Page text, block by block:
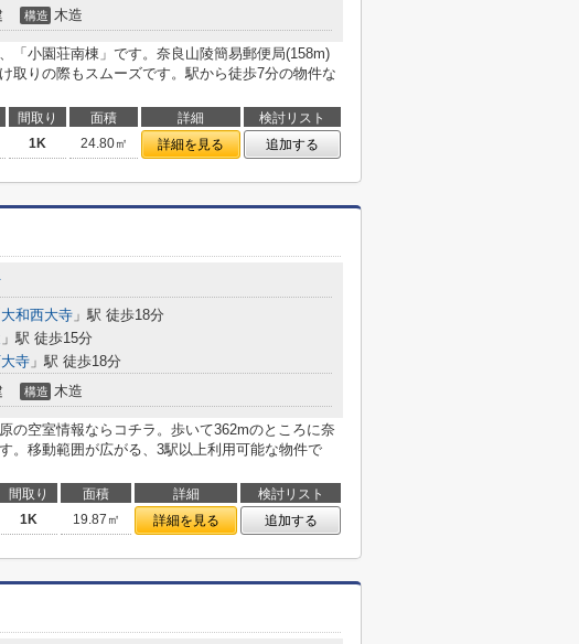
構造 木造
「小園荘南棟」です。奈良山陵簡易郵便局(158m)
取りの際もスムーズです。駅から徒歩7分の物件な
間取り 面積 詳細
検討リスト
1K 24.80㎡ 詳細を見る 追加する
大和西大寺 」駅 徒歩18分
」駅 徒歩15分
寺 」駅 徒歩18分
構造 木造
の空室情報ならコチラ。歩いて362mのところに奈
。移動範囲が広がる、3駅以上利用可能な物件で
間取り 面積 詳細
検討リスト
1K 19.87㎡ 詳細を見る 追加する